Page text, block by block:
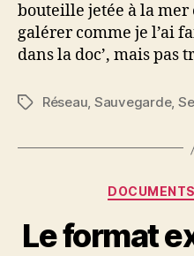
bouteille jetée à la mer
galérer comme je l’ai
dans la doc’, mais pas
Étiquettes
Réseau, Sauvegarde,
Le format